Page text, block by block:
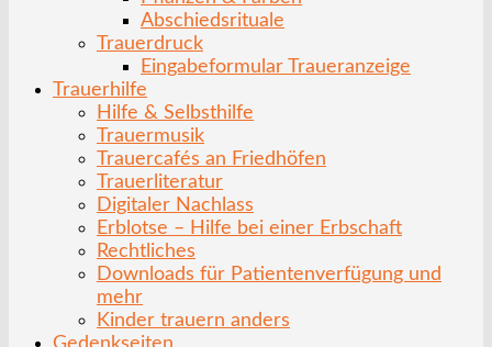
Abschiedsrituale
Trauerdruck
Eingabeformular Traueranzeige
Trauerhilfe
Hilfe & Selbsthilfe
Trauermusik
Trauercafés an Friedhöfen
Trauerliteratur
Digitaler Nachlass
Erblotse – Hilfe bei einer Erbschaft
Rechtliches
Downloads für Patientenverfügung und
mehr
Kinder trauern anders